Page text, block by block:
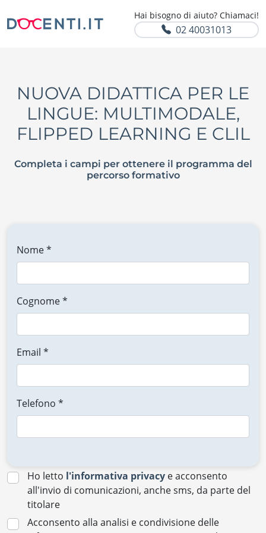
Hai bisogno di aiuto? Chiamaci!
02 40031013
NUOVA DIDATTICA PER LE
LINGUE: MULTIMODALE,
FLIPPED LEARNING E CLIL
Completa i campi per ottenere il programma del
percorso formativo
Nome *
Cognome *
Email *
Telefono *
Ho letto l'informativa privacy e acconsento
all'invio di comunicazioni, anche sms, da parte del
titolare
Acconsento alla analisi e condivisione delle